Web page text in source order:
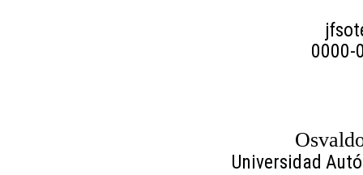
0000-
Universidad